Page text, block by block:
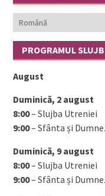
Wähle
deine
Sprache
PROGRAMUL
August
Duminică, 2 august
8:00– Slujba Utreniei
9:00– Sfânta și
Duminică, 9 august
8:00– Slujba Utreniei
9:00– Sfânta și